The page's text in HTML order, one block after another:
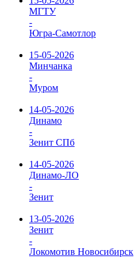
МГТУ
-
Югра-Самотлор
15-05-2026
Минчанка
-
Муром
14-05-2026
Динамо
-
Зенит СПб
14-05-2026
Динамо-ЛО
-
Зенит
13-05-2026
Зенит
-
Локомотив Новосибирск